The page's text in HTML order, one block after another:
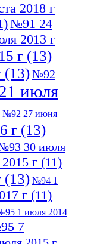
2018 г
№91 24
2013 г
г (13)
(13)№92
июля
№92 27 июня
г (13)
30 июля
г (11)
(13) №94 1
г (11)
1 июля 2014
7